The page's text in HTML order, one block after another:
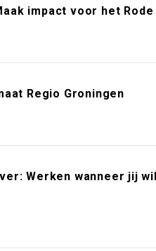
impact voor het Rode
Regio Groningen
Werken wanneer jij